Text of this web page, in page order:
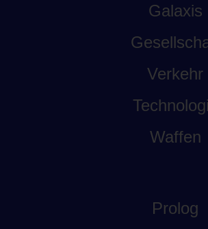
Galaxis
Verkehr
Waffen
Prolog